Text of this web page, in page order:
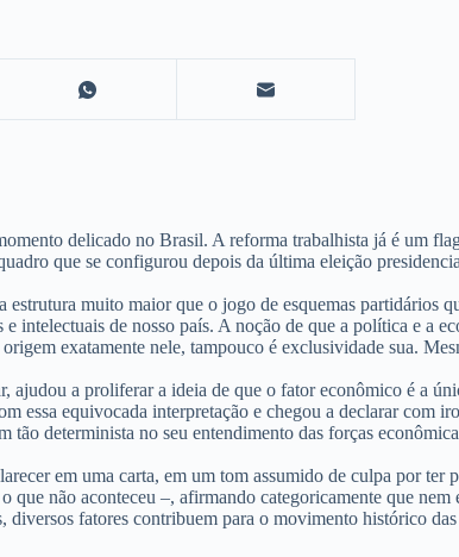
delicado no Brasil. A reforma trabalhista já é um
que se configurou depois da última eleição
muito maior que o jogo de esquemas partidários
intelectuais de nosso país. A noção de que a política e a
exatamente nele, tampouco é exclusividade sua.
ajudou a proliferar a ideia de que o fator econômico é a
essa equivocada interpretação e chegou a declarar com
determinista no seu entendimento das forças
em uma carta, em um tom assumido de culpa por
que não aconteceu –, afirmando categoricamente que
diversos fatores contribuem para o movimento histórico